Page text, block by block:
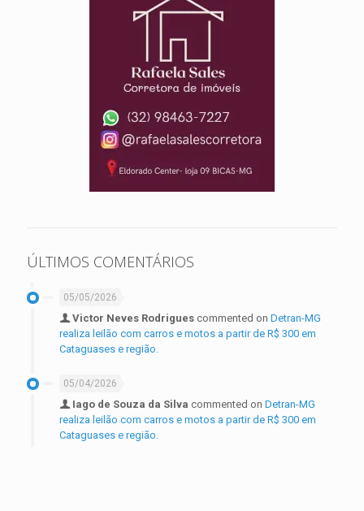
ÚLTIMOS COMENTÁRIOS
05/05/2026
Victor Neves Rodrigues commented on Detran-MG
realiza leilão com carros e motos a partir de R$ 300 em
Cataguases e região.
05/04/2026
Iago de Souza da Silva commented on Detran-MG
realiza leilão com carros e motos a partir de R$ 300 em
Cataguases e região.